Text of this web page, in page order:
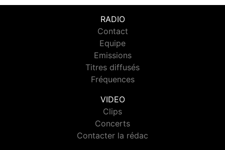
RADIO
Contact
Equipe
Emissions
Titres diffusés
Fréquences
VIDEO
Clips
Concerts
Contacter la rédac